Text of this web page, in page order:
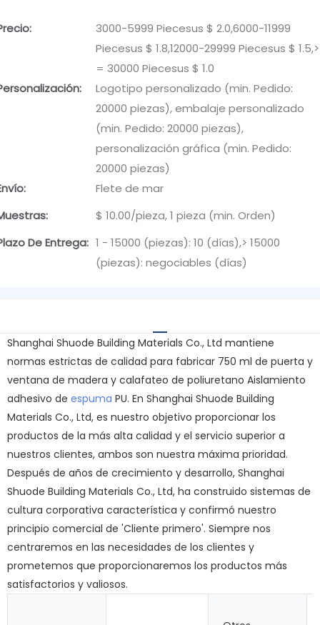
3000-5999 Piecesus $ 2.0,6000-11999
Piecesus $ 1.8,12000-29999 Piecesus $ 1.5,>
= 30000 Piecesus $ 1.0
Logotipo personalizado (min. Pedido:
20000 piezas), embalaje personalizado
(min. Pedido: 20000 piezas),
personalización gráfica (min. Pedido:
20000 piezas)
Flete de mar
$ 10.00/pieza, 1 pieza (min. Orden)
De Entrega: 1 - 15000 (piezas): 10 (días),> 15000
(piezas): negociables (días)
Shanghai Shuode Building Materials Co., Ltd mantiene
normas estrictas de calidad para fabricar 750 ml de puerta y
ventana de madera y calafateo de poliuretano Aislamiento
adhesivo de espuma PU. En Shanghai Shuode Building
Materials Co., Ltd, es nuestro objetivo proporcionar los
productos de la más alta calidad y el servicio superior a
nuestros clientes, ambos son nuestra máxima prioridad.
Después de años de crecimiento y desarrollo, Shanghai
Shuode Building Materials Co., Ltd, ha construido sistemas de
cultura corporativa característica y confirmó nuestro
principio comercial de 'Cliente primero'. Siempre nos
centraremos en las necesidades de los clientes y
prometemos que proporcionaremos los productos más
satisfactorios y valiosos.